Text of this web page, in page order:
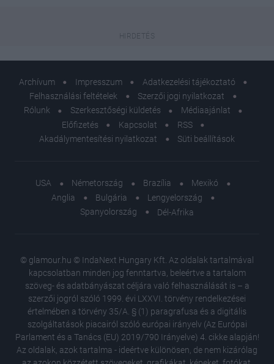
Archívum Impresszum
Adatkezelési tájékoztató
Felhasználási feltételek
Szerzői jogi nyilatkozat
Rólunk
Szerkesztőségi küldetés
Médiaajánlat
Előfizetés
Kapcsolat
RSS
Akadálymentesítési nyilatkozat
Süti beállítások
USA Németország Brazília
Mexikó
Anglia
Bulgária
Lengyelország
Spanyolország
Dél-Afrika
© glamour.hu © IndaNext Hungary Kft. Az oldalak tartalmával
kapcsolatban minden jog fenntartva, beleértve a tartalom
szöveg- és adatbányászat céljára való felhasználását is – a
szerzői jogról szóló 1999. évi LXXVI. törvény rendelkezései
értelmében a törvény 35/A. § (1) paragrafusa és a digitális
szolgáltatások piacairól szóló európai irányelv (Az Európai
Parlament és a Tanács (EU) 2019/790 Irányelve) 4. cikke alapján!
Az oldalak, azok tartalma - ideértve különösen, de nem kizárólag